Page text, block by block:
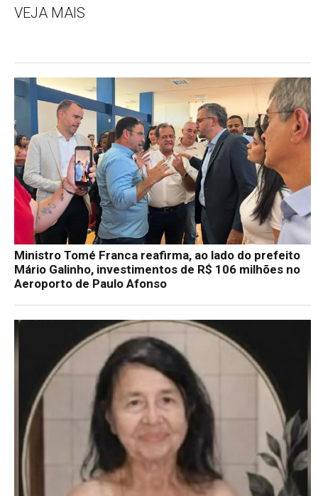
VEJA MAIS
Ministro Tomé Franca reafirma, ao lado do prefeito
Mário Galinho, investimentos de R$ 106 milhões no
Aeroporto de Paulo Afonso